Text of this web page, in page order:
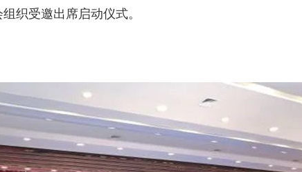
织受邀出席启动仪式。